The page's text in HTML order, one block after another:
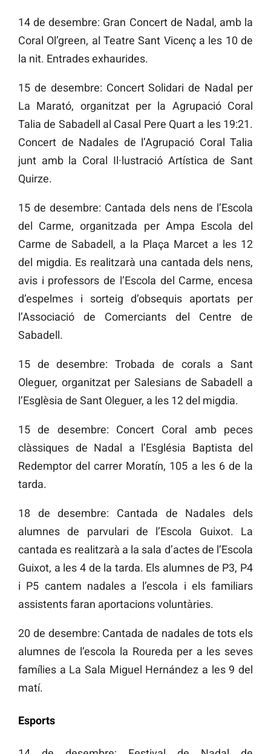
14 de desembre: Gran Concert de Nadal, amb la
Coral Ol’green, al Teatre Sant Vicenç a les 10 de
la nit. Entrades exhaurides.
15 de desembre: Concert Solidari de Nadal per
La Marató, organitzat per la Agrupació Coral
Talia de Sabadell al Casal Pere Quart a les 19:21.
Concert de Nadales de l’Agrupació Coral Talia
junt amb la Coral Il·lustració Artística de Sant
Quirze.
15 de desembre: Cantada dels nens de l’Escola
del Carme, organitzada per Ampa Escola del
Carme de Sabadell, a la Plaça Marcet a les 12
del migdia. Es realitzarà una cantada dels nens,
avis i professors de l’Escola del Carme, encesa
d’espelmes i sorteig d’obsequis aportats per
l’Associació de Comerciants del Centre de
Sabadell.
15 de desembre: Trobada de corals a Sant
Oleguer, organitzat per Salesians de Sabadell a
l’Esglèsia de Sant Oleguer, a les 12 del migdia.
15 de desembre: Concert Coral amb peces
clàssiques de Nadal a l’Església Baptista del
Redemptor del carrer Moratín, 105 a les 6 de la
tarda.
18 de desembre: Cantada de Nadales dels
alumnes de parvulari de l’Escola Guixot. La
cantada es realitzarà a la sala d’actes de l’Escola
Guixot, a les 4 de la tarda. Els alumnes de P3, P4
i P5 cantem nadales a l’escola i els familiars
assistents faran aportacions voluntàries.
20 de desembre: Cantada de nadales de tots els
alumnes de l’escola la Roureda per a les seves
famílies a La Sala Miguel Hernández a les 9 del
matí.
Esports